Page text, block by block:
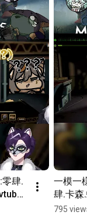
肆.
戲 #
一模一
肆.卡森
795